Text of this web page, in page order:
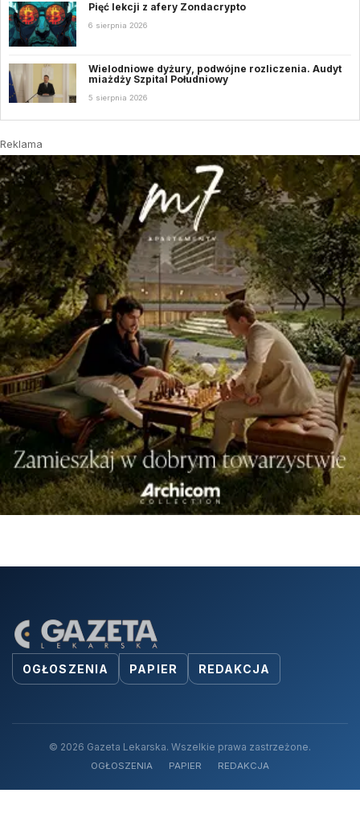
Pięć lekcji z afery Zondacrypto
6 sierpnia 2026
Wielodniowe dyżury, podwójne rozliczenia. Audyt
miażdży Szpital Południowy
5 sierpnia 2026
Reklama
OGŁOSZENIA PAPIER REDAKCJA
© 2026 Gazeta Lekarska. Wszelkie prawa zastrzeżone.
OGŁOSZENIA PAPIER REDAKCJA